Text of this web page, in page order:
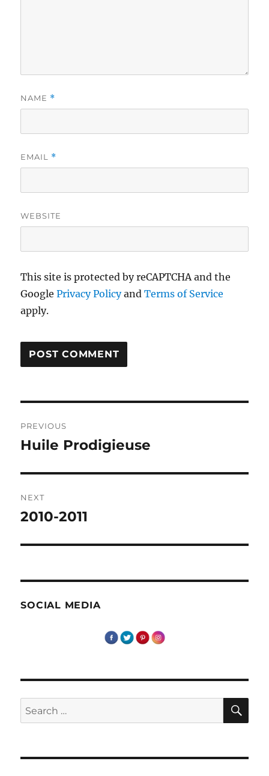
NAME *
EMAIL *
WEBSITE
This site is protected by reCAPTCHA and the
GooglePrivacy PolicyandTerms of Service
apply.
navigation
PREVIOUS
Previous
Huile Prodigieuse
NEXT
Next
2010-2011
SOCIAL MEDIA
Search
for: